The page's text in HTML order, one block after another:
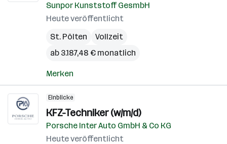
Sunpor Kunststoff GesmbH
Heute veröffentlicht
St. Pölten
Vollzeit
ab 3.187,48 € monatlich
Merken
Einblicke
KFZ-Techniker (w/m/d)
Porsche Inter Auto GmbH & Co KG
Heute veröffentlicht